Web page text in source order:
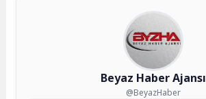
Beyaz Haber Ajansı
@BeyazHaber